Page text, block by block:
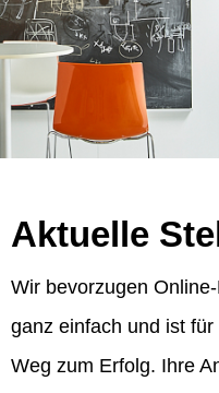
Aktuelle
Wir bevorzugen
ganz einfach und ist
Weg zum Erfolg. Ihre